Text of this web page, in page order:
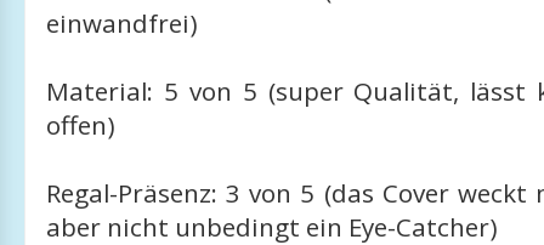
einwandfrei)
Material: 5 von 5 (super Qualität, lässt
offen)
Regal-Präsenz: 3 von 5 (das Cover weckt
aber nicht unbedingt ein Eye-Catcher)